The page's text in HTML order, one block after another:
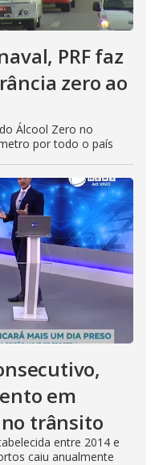
PRF faz
zero ao
Álcool Zero no
por todo o país
em
trânsito
entre 2014 e
caiu anualmente